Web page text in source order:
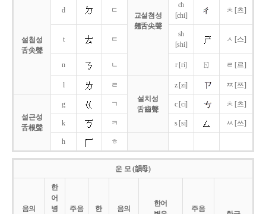
교설첨성
翹舌尖聲
설첨성
舌尖聲
d ㄷ
ch
[chi]
ㅊ [츠]
t ㅌ
sh
[shi]
ㅅ [스]
n ㄴ r [ri] ㄖ ㄹ [르]
l
ㄹ
설치성
舌齒聲
z [zi] ㅉ [쯔]
설근성
舌根聲
g ㄱ c [ci] ㅊ [츠]
k ㅋ s [si] ㅆ [쓰]
h ㅎ
운 모 (韻母)
음의
한
어
병
주음
한
음의
한어
주음